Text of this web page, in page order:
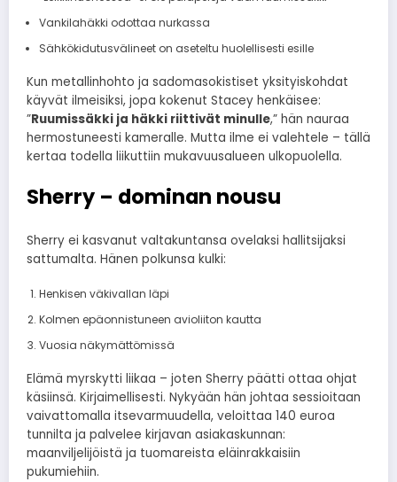
Vankilahäkki odottaa nurkassa
Sähkökidutusvälineet on aseteltu huolellisesti esille
Kun metallinhohto ja sadomasokistiset yksityiskohdat
käyvät ilmeisiksi, jopa kokenut Stacey henkäisee:
”Ruumissäkki ja häkki riittivät minulle,” hän nauraa
hermostuneesti kameralle. Mutta ilme ei valehtele – tällä
kertaa todella liikuttiin mukavuusalueen ulkopuolella.
Sherry – dominan nousu
Sherry ei kasvanut valtakuntansa ovelaksi hallitsijaksi
sattumalta. Hänen polkunsa kulki:
Henkisen väkivallan läpi
Kolmen epäonnistuneen avioliiton kautta
Vuosia näkymättömissä
Elämä myrskytti liikaa – joten Sherry päätti ottaa ohjat
käsiinsä. Kirjaimellisesti. Nykyään hän johtaa sessioitaan
vaivattomalla itsevarmuudella, veloittaa 140 euroa
tunnilta ja palvelee kirjavan asiakaskunnan:
maanviljelijöistä ja tuomareista eläinrakkaisiin
pukumiehiin.